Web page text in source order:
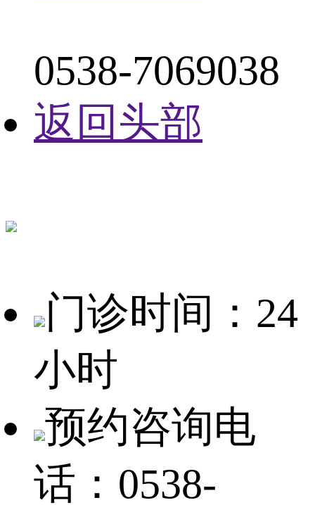
0538-7069038
返回头部
门诊时间：24
小时
预约咨询电
话：0538-